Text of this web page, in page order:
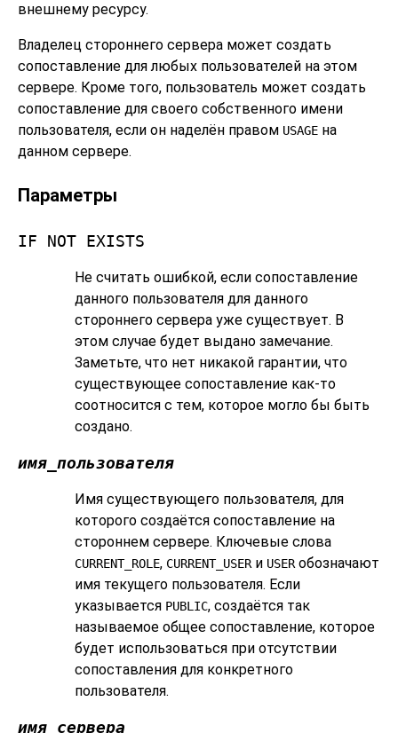
внешнему ресурсу.
Владелец стороннего сервера может создать
сопоставление для любых пользователей на этом
сервере. Кроме того, пользователь может создать
сопоставление для своего собственного имени
пользователя, если он наделён правом USAGE на
данном сервере.
Параметры
IF NOT EXISTS
Не считать ошибкой, если сопоставление
данного пользователя для данного
стороннего сервера уже существует. В
этом случае будет выдано замечание.
Заметьте, что нет никакой гарантии, что
существующее сопоставление как-то
соотносится с тем, которое могло бы быть
создано.
имя_пользователя
Имя существующего пользователя, для
которого создаётся сопоставление на
стороннем сервере. Ключевые слова
CURRENT_ROLE, CURRENT_USER и USER обозначают
имя текущего пользователя. Если
указывается PUBLIC, создаётся так
называемое общее сопоставление, которое
будет использоваться при отсутствии
сопоставления для конкретного
пользователя.
имя_сервера